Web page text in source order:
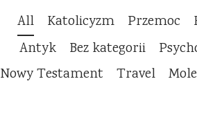
All Katolicyzm Przemoc
Antyk
Bez kategorii
Nowy Testament
Travel